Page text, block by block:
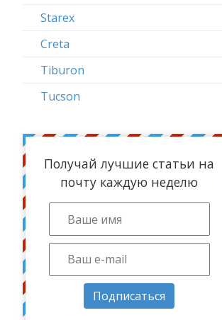
Starex
Creta
Tiburon
Tucson
Получай лучшие статьи на
почту каждую неделю
Подписаться